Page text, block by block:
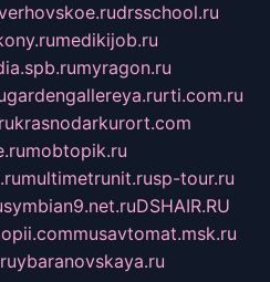
drsschool.ru
medikijob.ru
myragon.ru
gardengallereya.rurti.com.ru
krasnodarkurort.com
mobtopik.ru
multimetrunit.rusp-tour.ru
symbian9.net.ruDSHAIR.RU
musavtomat.msk.ru
ybaranovskaya.ru